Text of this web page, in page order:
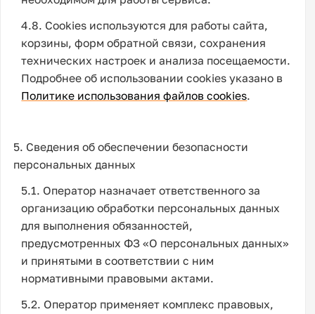
4.8. Cookies используются для работы сайта,
корзины, форм обратной связи, сохранения
технических настроек и анализа посещаемости.
Подробнее об использовании cookies указано в
Политике использования файлов cookies
5. Сведения об обеспечении безопасности
персональных данных
5.1. Оператор назначает ответственного за
организацию обработки персональных данных
для выполнения обязанностей,
предусмотренных ФЗ «О персональных данных»
и принятыми в соответствии с ним
нормативными правовыми актами.
5.2. Оператор применяет комплекс правовых,